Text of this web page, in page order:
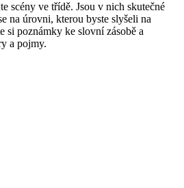
scény ve třídě. Jsou v nich skutečné
na úrovni, kterou byste slyšeli na
si poznámky ke slovní zásobě a
a pojmy.